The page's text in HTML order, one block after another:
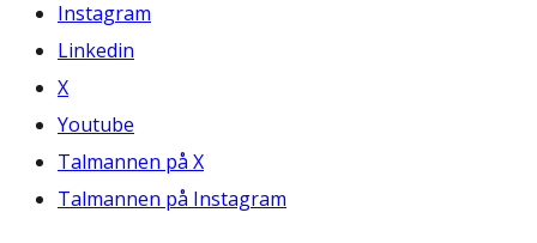
Instagram
Linkedin
X
Youtube
Talmannen på X
Talmannen på Instagram